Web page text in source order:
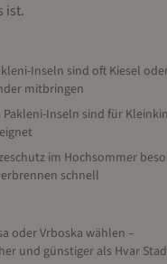
ist.
Inseln sind oft Kiesel
mitbringen
Pakleni-Inseln sind für
im Hochsommer
schnell
oder Vrboska wählen –
und günstiger als Hvar